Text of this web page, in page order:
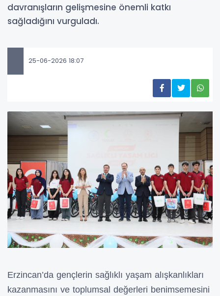
davranışların gelişmesine önemli katkı
sağladığını vurguladı.
25-06-2026 18:07
Erzincan’da gençlerin sağlıklı yaşam alışkanlıkları
kazanmasını ve toplumsal değerleri benimsemesini